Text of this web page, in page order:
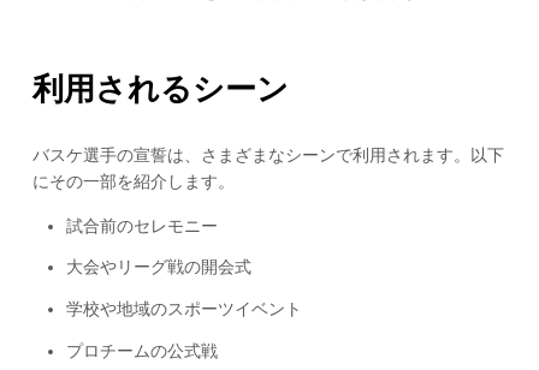
利用されるシーン
バスケ選手の宣誓は、さまざまなシーンで利用されます。以下
にその一部を紹介します。
試合前のセレモニー
大会やリーグ戦の開会式
学校や地域のスポーツイベント
プロチームの公式戦